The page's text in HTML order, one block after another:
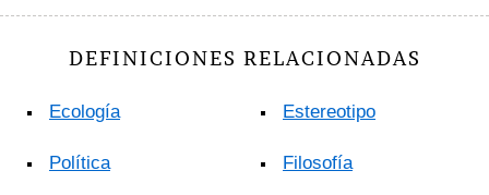
DEFINICIONES RELACIONADAS
Ecología
Política
Estereotipo
Filosofía